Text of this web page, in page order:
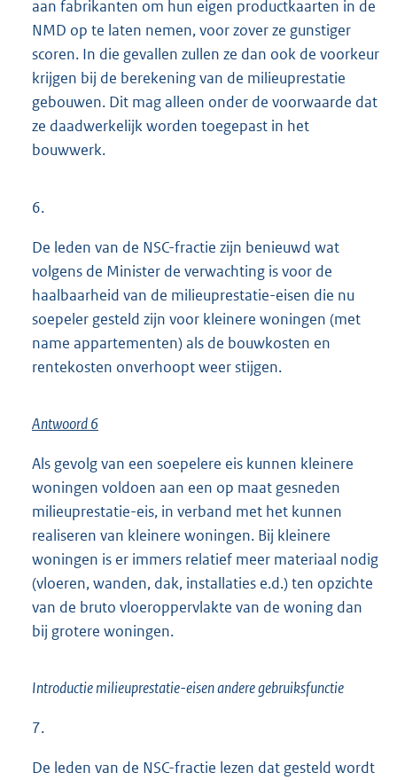
aan fabrikanten om hun eigen productkaarten in de
NMD op te laten nemen, voor zover ze gunstiger
scoren. In die gevallen zullen ze dan ook de voorkeur
krijgen bij de berekening van de milieuprestatie
gebouwen. Dit mag alleen onder de voorwaarde dat
ze daadwerkelijk worden toegepast in het
bouwwerk.
6.
De leden van de NSC-fractie zijn benieuwd wat
volgens de Minister de verwachting is voor de
haalbaarheid van de milieuprestatie-eisen die nu
soepeler gesteld zijn voor kleinere woningen (met
name appartementen) als de bouwkosten en
rentekosten onverhoopt weer stijgen.
Antwoord 6
Als gevolg van een soepelere eis kunnen kleinere
woningen voldoen aan een op maat gesneden
milieuprestatie-eis, in verband met het kunnen
realiseren van kleinere woningen. Bij kleinere
woningen is er immers relatief meer materiaal nodig
(vloeren, wanden, dak, installaties e.d.) ten opzichte
van de bruto vloeroppervlakte van de woning dan
bij grotere woningen.
Introductie milieuprestatie-eisen andere gebruiksfunctie
7.
De leden van de NSC-fractie lezen dat gesteld wordt